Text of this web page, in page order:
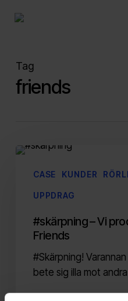
Tag
friends
CASE KUNDER
UPPDRAG
#skärpning – Vi
Friends
#Skärpning!
bete sig illa mot